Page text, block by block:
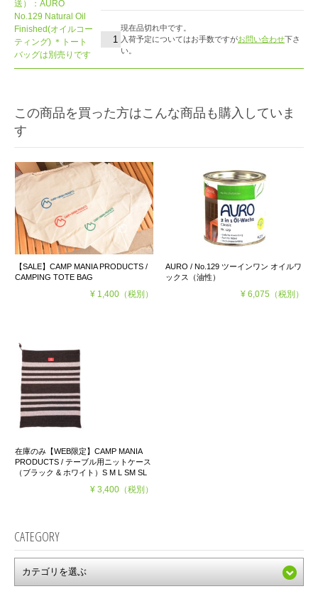
送）：AURO
No.129 Natural Oil
Finished(オイルコー
ティング) ＊トート
バッグは別売りです
現在品切れ中です。
入荷予定についてはお手数ですがお問い合わせ下さ
い。
この商品を買った方はこんな商品も購入していま
す
【SALE】CAMP MANIA PRODUCTS /
CAMPING TOTE BAG
¥ 1,400（税別）
AURO / No.129 ツーインワン オイルワ
ックス（油性）
¥ 6,075 （税別）
在庫のみ【WEB限定】CAMP MANIA
PRODUCTS / テーブル用ニットケース
（ブラック & ホワイト）S M L SM SL
¥ 3,400（税別）
CATEGORY